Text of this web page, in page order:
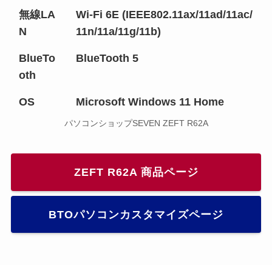
無線LA
N
Wi-Fi 6E (IEEE802.11ax/11ad/11ac/
11n/11a/11g/11b)
BlueTo
oth
BlueTooth 5
OS Microsoft Windows 11 Home
パソコンショップSEVEN ZEFT R62A
ZEFT R62A 商品ページ
BTOパソコンカスタマイズページ